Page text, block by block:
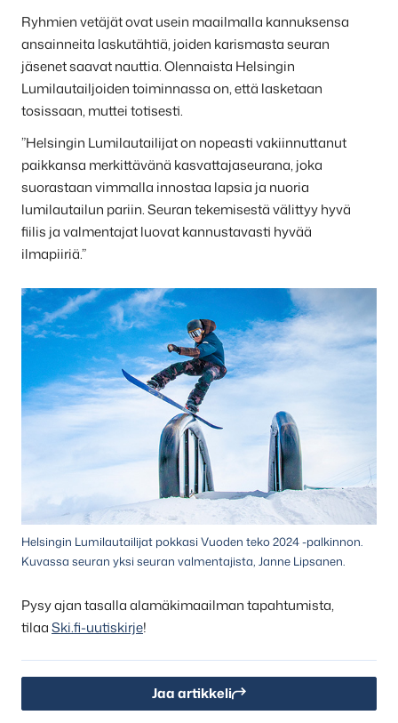
Ryhmien vetäjät ovat usein maailmalla kannuksensa
ansainneita laskutähtiä, joiden karismasta seuran
jäsenet saavat nauttia. Olennaista Helsingin
Lumilautailjoiden toiminnassa on, että lasketaan
tosissaan, muttei totisesti.
”Helsingin Lumilautailijat on nopeasti vakiinnuttanut
paikkansa merkittävänä kasvattajaseurana, joka
suorastaan vimmalla innostaa lapsia ja nuoria
lumilautailun pariin. Seuran tekemisestä välittyy hyvä
fiilis ja valmentajat luovat kannustavasti hyvää
ilmapiiriä.”
Helsingin Lumilautailijat pokkasi Vuoden teko 2024 -palkinnon.
Kuvassa seuran yksi seuran valmentajista, Janne Lipsanen.
Pysy ajan tasalla alamäkimaailman tapahtumista,
tilaaSki.fi-uutiskirje!
Jaa artikkeli